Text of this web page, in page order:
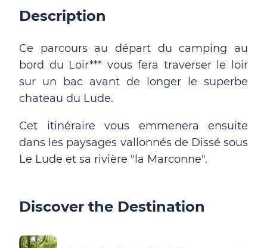
Description
Ce parcours au départ du camping au
bord du Loir*** vous fera traverser le loir
sur un bac avant de longer le superbe
chateau du Lude.
Cet itinéraire vous emmenera ensuite
dans les paysages vallonnés de Dissé sous
Le Lude et sa rivière "la Marconne".
Discover the Destination